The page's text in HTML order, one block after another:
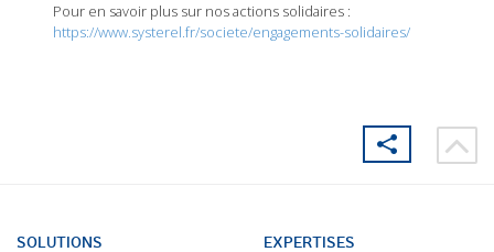
Pour en savoir plus sur nos actions solidaires :
https://www.systerel.fr/societe/engagements-solidaires/
SOLUTIONS EXPERTISES